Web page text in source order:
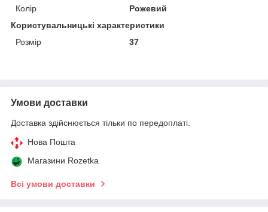
Колір
Рожевий
Користувальницькі характеристики
Розмір
37
Умови доставки
Доставка здійснюється тільки по передоплаті.
Нова Пошта
Магазини Rozetka
Всі умови доставки